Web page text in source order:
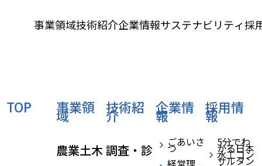
事業領域技術紹介企業情報サステナビリティ採
TOP 事業領
域
農業土木
技術紹
介
調査・診
企業情
報
ごあいさ
つ
採用情
報
5分でわ
かる日本
水工コン
サルタン